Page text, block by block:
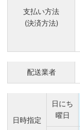
支払い方法
(決済方法)
配送業者
日時指定
日にち
曜日